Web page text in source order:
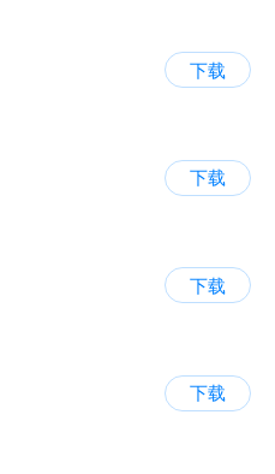
下载
下载
下载
下载